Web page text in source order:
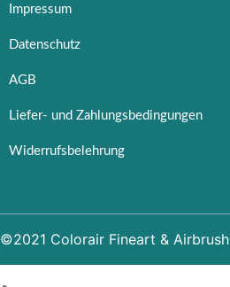
Impressum
Datenschutz
AGB
Liefer- und Zahlungsbedingungen
Widerrufsbelehrung
©2021 Colorair Fineart & Airbrush